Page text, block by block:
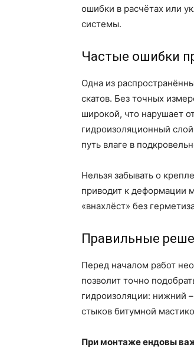
ошибки в расчётах или
системы.
Частые ошибки
Одна из
скатов. Без точных
широкой, что нарушает
гидроизоляционный
путь влаге в
Нельзя забывать о
приводит к деформации
«внахлёст» без
Правильные
Перед началом работ
позволит точно
гидроизоляции: нижний
стыков битумной
При монтаже ендовы